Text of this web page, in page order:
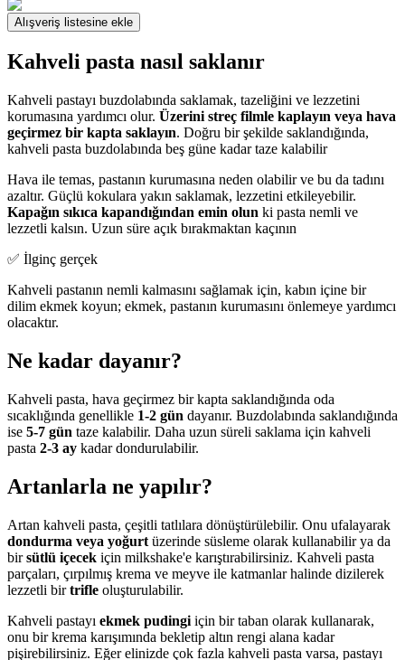
Alışveriş listesine ekle
Kahveli pasta nasıl saklanır
Kahveli pastayı buzdolabında saklamak, tazeliğini ve lezzetini
korumasına yardımcı olur. Üzerini streç filmle kaplayın veya hava
geçirmez bir kapta saklayın. Doğru bir şekilde saklandığında,
kahveli pasta buzdolabında beş güne kadar taze kalabilir
Hava ile temas, pastanın kurumasına neden olabilir ve bu da tadını
azaltır. Güçlü kokulara yakın saklamak, lezzetini etkileyebilir.
Kapağın sıkıca kapandığından emin olun ki pasta nemli ve
lezzetli kalsın. Uzun süre açık bırakmaktan kaçının
✅ İlginç gerçek
Kahveli pastanın nemli kalmasını sağlamak için, kabın içine bir
dilim ekmek koyun; ekmek, pastanın kurumasını önlemeye yardımcı
olacaktır.
Ne kadar dayanır?
Kahveli pasta, hava geçirmez bir kapta saklandığında oda
sıcaklığında genellikle 1-2 gün dayanır. Buzdolabında saklandığında
ise 5-7 gün taze kalabilir. Daha uzun süreli saklama için kahveli
pasta 2-3 ay kadar dondurulabilir.
Artanlarla ne yapılır?
Artan kahveli pasta, çeşitli tatlılara dönüştürülebilir. Onu ufalayarak
dondurma veya yoğurt üzerinde süsleme olarak kullanabilir ya da
birsütlü içecek için milkshake'e karıştırabilirsiniz. Kahveli pasta
parçaları, çırpılmış krema ve meyve ile katmanlar halinde dizilerek
lezzetli birtrifle oluşturulabilir.
Kahveli pastayı ekmek pudingi için bir taban olarak kullanarak,
onu bir krema karışımında bekletip altın rengi alana kadar
pişirebilirsiniz. Eğer elinizde çok fazla kahveli pasta varsa, pastayı